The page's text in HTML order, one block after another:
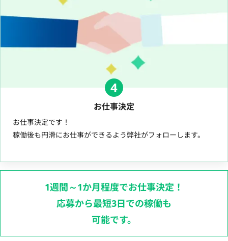
4
お仕事決定
お仕事決定です！
稼働後も円滑にお仕事ができるよう弊社がフォローします。
1週間～1か月程度でお仕事決定！
応募から最短3日での稼働も
可能です。